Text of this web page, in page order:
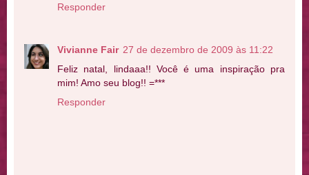
Responder
Vivianne Fair 27 de dezembro de 2009 às 11:22
Feliz natal, lindaaa!! Você é uma inspiração pra
mim! Amo seu blog!! =***
Responder